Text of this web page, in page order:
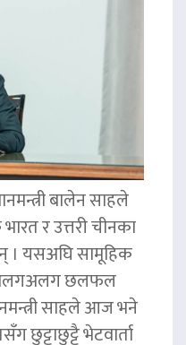
बालेन साहले
र उत्तरी चीनका
। यसअघि सामूहिक
अलगअलग छलफल
साहले आज भने
छुट्टाछुट्टै भेटवार्ता